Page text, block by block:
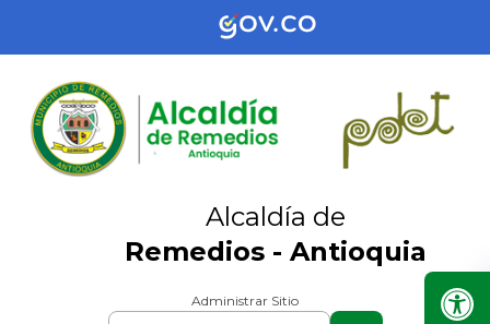
Alcaldía de
Remedios - Antioquia
Administrar Sitio